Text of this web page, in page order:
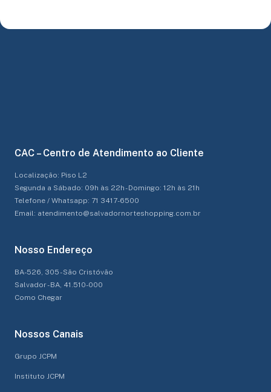
CAC – Centro de Atendimento ao Cliente
Localização: Piso L2
Segunda a Sábado: 09h às 22h - Domingo: 12h às 21h
Telefone / Whatsapp: 71 3417-6500
Email: atendimento@salvadornorteshopping.com.br
Nosso Endereço
BA-526, 305 - São Cristóvão
Salvador - BA, 41.510-000
Como Chegar
Nossos Canais
Grupo JCPM
Instituto JCPM